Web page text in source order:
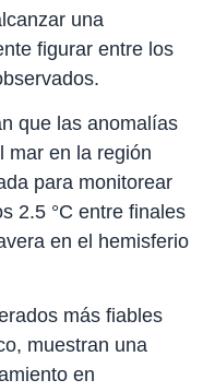
una
figurar entre los
que las anomalías
mar en la región
para monitorear
2.5 °C entre finales
en el hemisferio
más fiables
muestran una
en